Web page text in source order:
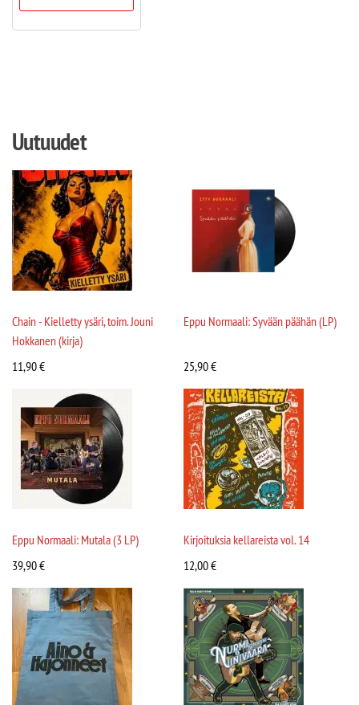
Uutuudet
Chain - Kielletty ysäri, toim. Jouni
Hokkanen (kirja)
11,90€
Eppu Normaali: Syvään päähän (LP)
25,90€
Eppu Normaali: Mutala (3 LP)
39,90€
Kirjoituksia kellareista vol. 14
12,00€